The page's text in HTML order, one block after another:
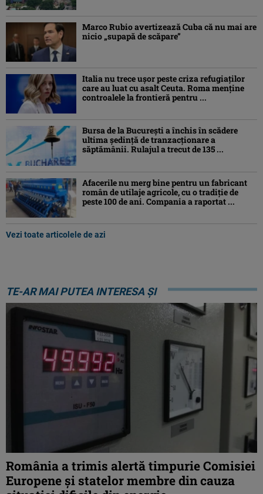
Marco Rubio avertizează Cuba că nu mai are
nicio „supapă de scăpare”
Italia nu trece ușor peste criza refugiaților
care au luat cu asalt Ceuta. Roma menține
controalele la frontieră pentru ...
Bursa de la București a închis în scădere
ultima ședință de tranzacționare a
săptămânii. Rulajul a trecut de 135 ...
Afacerile nu merg bine pentru un fabricant
român de utilaje agricole, cu o tradiție de
peste 100 de ani. Compania a raportat ...
Vezi toate articolele de azi
TE-AR MAI PUTEA INTERESA ȘI
România a trimis alertă timpurie Comisiei
Europene și statelor membre din cauza